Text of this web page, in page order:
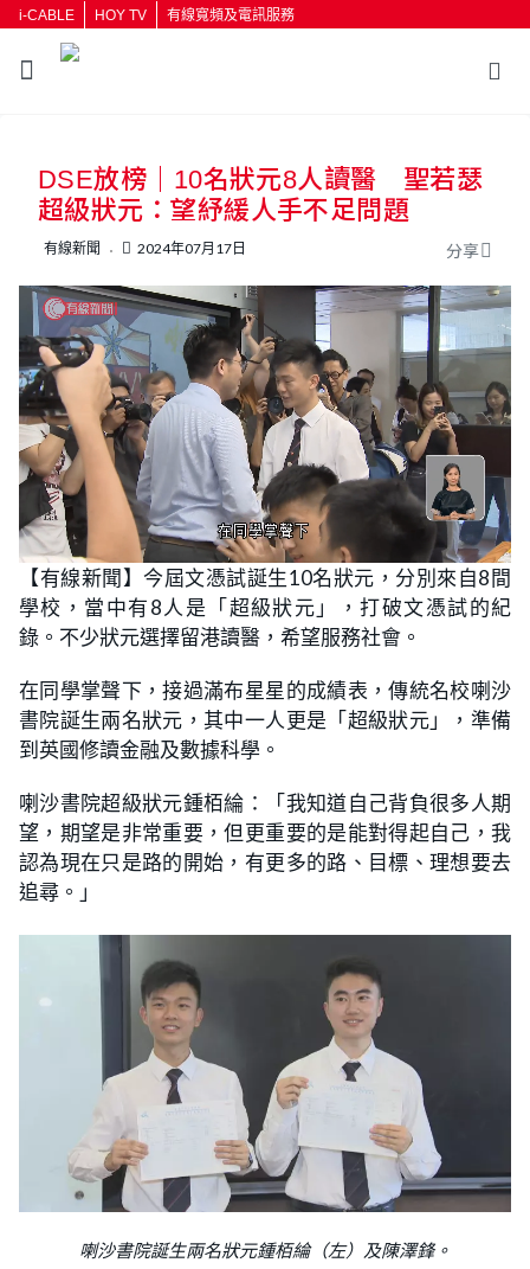
i-CABLE HOY TV 有線寬頻及電訊服務
DSE放榜｜10名狀元8人讀醫 聖若瑟
超級狀元：望紓緩人手不足問題
有線新聞 2024年07月17日 分享
n
m
u
L
o
a
d
e
d
:
3
0
3
%
【有線新聞】今屆文憑試誕生10名狀元，分別來自8間
學校，當中有8人是「超級狀元」，打破文憑試的紀
錄。不少狀元選擇留港讀醫，希望服務社會。
在同學掌聲下，接過滿布星星的成績表，傳統名校喇沙
書院誕生兩名狀元，其中一人更是「超級狀元」，準備
到英國修讀金融及數據科學。
喇沙書院超級狀元鍾栢綸：「我知道自己背負很多人期
望，期望是非常重要，但更重要的是能對得起自己，我
認為現在只是路的開始，有更多的路、目標、理想要去
追尋。」
喇沙書院誕生兩名狀元鍾栢綸（左）及陳澤鋒。